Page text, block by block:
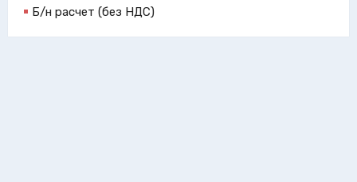
Б/н расчет (без НДС)